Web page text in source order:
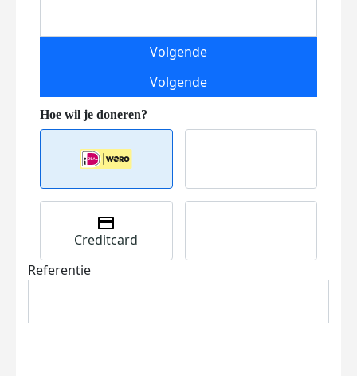
Volgende
Volgende
Creditcard
Referentie